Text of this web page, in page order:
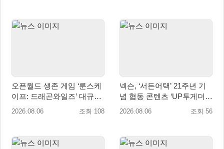
오픈월드 생존 게임 ‘룬스케
이프: 드래곤와일즈’ 대규모
유저 편의성 개선 및 사이드
2026.08.06 조회 108
넥슨, ‘서든어택’ 21주년 기
념 협동 콘텐츠 ‘UP투게더’
업데이트
2026.08.06 조회 56